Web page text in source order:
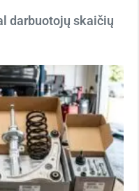
darbuotojų skaičių